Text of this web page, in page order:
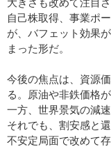
大きさも改めて注目
自己株取得、事業ポ
が、バフェット効果
まった形だ。
今後の焦点は、資源
る。原油や非鉄価格
一方、世界景気の減
それでも、割安感と
不安定局面で改めて